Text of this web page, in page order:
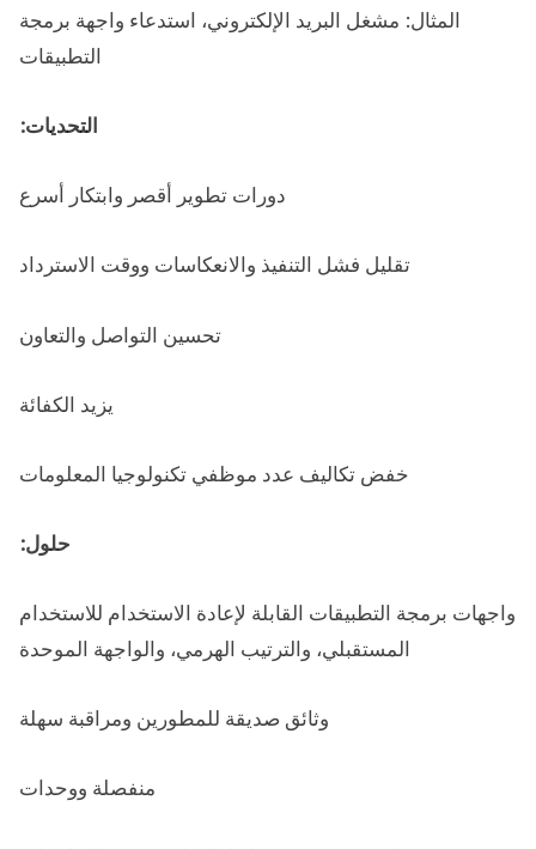
المثال: مشغل البريد الإلكتروني، استدعاء واجهة برمجة
التطبيقات
التحديات:
دورات تطوير أقصر وابتكار أسرع
تقليل فشل التنفيذ والانعكاسات ووقت الاسترداد
تحسين التواصل والتعاون
يزيد الكفائة
خفض تكاليف عدد موظفي تكنولوجيا المعلومات
حلول:
واجهات برمجة التطبيقات القابلة لإعادة الاستخدام للاستخدام
المستقبلي، والترتيب الهرمي، والواجهة الموحدة
وثائق صديقة للمطورين ومراقبة سهلة
منفصلة ووحدات